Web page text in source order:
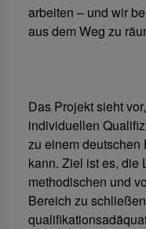
arbeiten – und wir
aus dem Weg zu
Das Projekt sieht
individuellen
zu einem
kann. Ziel ist es, die
methodischen und
Bereich zu